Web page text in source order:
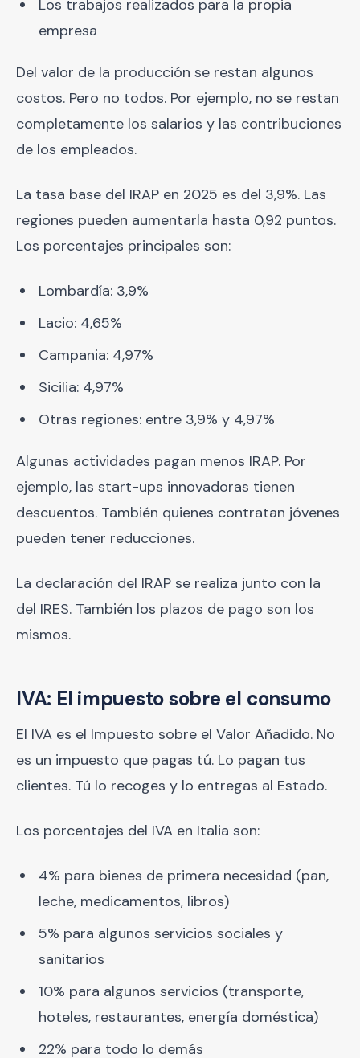
Los trabajos realizados para la propia
empresa
Del valor de la producción se restan algunos
costos. Pero no todos. Por ejemplo, no se restan
completamente los salarios y las contribuciones
de los empleados.
La tasa base del IRAP en 2025 es del 3,9%. Las
regiones pueden aumentarla hasta 0,92 puntos.
Los porcentajes principales son:
Lombardía: 3,9%
Lacio: 4,65%
Campania: 4,97%
Sicilia: 4,97%
Otras regiones: entre 3,9% y 4,97%
Algunas actividades pagan menos IRAP. Por
ejemplo, las start-ups innovadoras tienen
descuentos. También quienes contratan jóvenes
pueden tener reducciones.
La declaración del IRAP se realiza junto con la
del IRES. También los plazos de pago son los
mismos.
IVA: El impuesto sobre el consumo
El IVA es el Impuesto sobre el Valor Añadido. No
es un impuesto que pagas tú. Lo pagan tus
clientes. Tú lo recoges y lo entregas al Estado.
Los porcentajes del IVA en Italia son:
4% para bienes de primera necesidad (pan,
leche, medicamentos, libros)
5% para algunos servicios sociales y
sanitarios
10% para algunos servicios (transporte,
hoteles, restaurantes, energía doméstica)
22% para todo lo demás